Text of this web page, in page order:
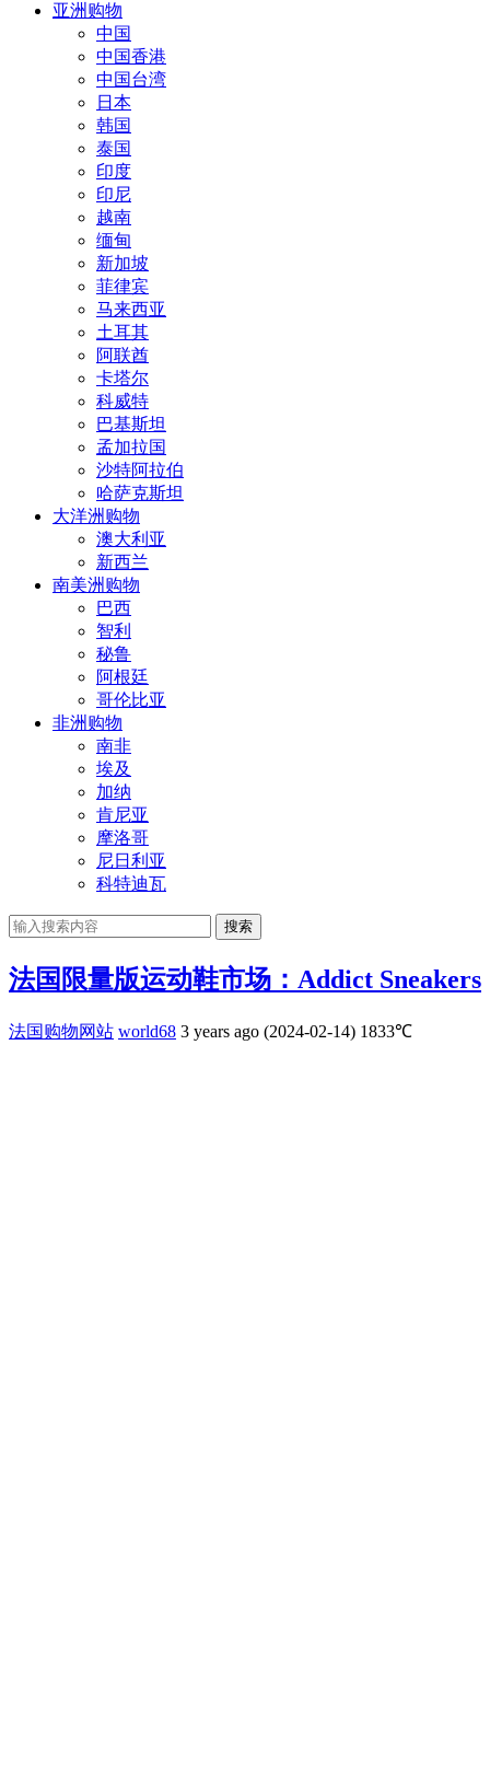
亚洲购物
中国
中国香港
中国台湾
日本
韩国
泰国
印度
印尼
越南
缅甸
新加坡
菲律宾
马来西亚
土耳其
阿联酋
卡塔尔
科威特
巴基斯坦
孟加拉国
沙特阿拉伯
哈萨克斯坦
大洋洲购物
澳大利亚
新西兰
南美洲购物
巴西
智利
秘鲁
阿根廷
哥伦比亚
非洲购物
南非
埃及
加纳
肯尼亚
摩洛哥
尼日利亚
科特迪瓦
搜索
法国限量版运动鞋市场：Addict Sneakers
法国购物网站 world68 3 years ago (2024-02-14) 1833℃